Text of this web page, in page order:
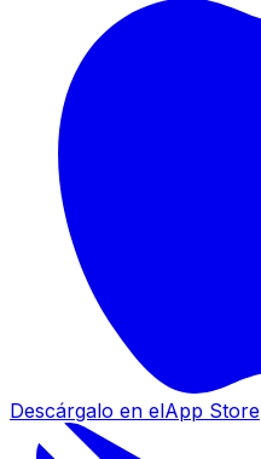
Descárgalo en elApp Store